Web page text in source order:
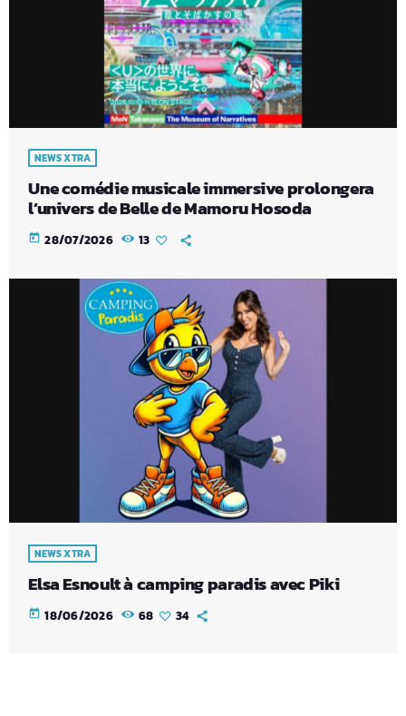
NEWS XTRA
Une comédie musicale immersive prolongera
l’univers de Belle de Mamoru Hosoda
today 28/07/2026 13
NEWS XTRA
Elsa Esnoult à camping paradis avec Piki
today 18/06/2026 68 34